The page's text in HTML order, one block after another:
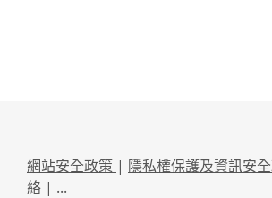
網站安全政策 | 隱私權保護及資訊安
絡 | ...